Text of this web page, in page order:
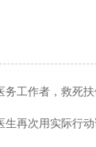
务工作者，救死
生再次用实际行